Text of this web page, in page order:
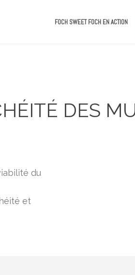
FOCH SWEET FOCH EN ACTION
DES
du
et